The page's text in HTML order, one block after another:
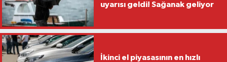
uyarısı geldi! Sağanak geliyor
İkinci el piyasasının en hızlı